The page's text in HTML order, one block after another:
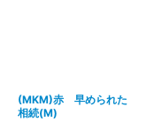
(MKM)赤 早められた
相続(M)